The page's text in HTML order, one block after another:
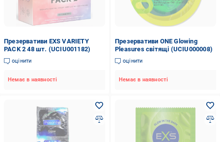
Презервативи EXS VARIETY
PACK 2 48 шт. (UCIU001182)
оцінити
Немає в наявності
Презервативи ONE Glowing
Pleasures світящі (UCIU000008)
оцінити
Немає в наявності